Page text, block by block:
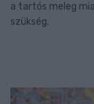
a tartós meleg
szükség.